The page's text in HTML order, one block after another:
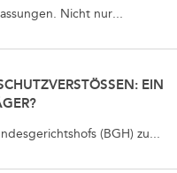
Nicht nur...
EIN P
(BGH) zu...